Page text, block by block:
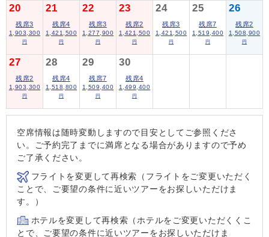
20
残席3
1,903,300
円
21
残席4
1,421,500
円
22
残席3
1,277,900
円
23
残席2
1,421,500
円
24
残席3
1,421,500
円
25
残席7
1,519,400
円
26
残席2
1,508,900
円
27
残席2
1,903,300
円
28
残席4
1,518,800
円
29
残席7
1,509,400
円
30
残席4
1,499,400
円
空席情報は随時変動しますので目安としてご参照くださ
い。ご予約完了までに満席となる場合がありますので予め
ご了承ください。
フライトを変更して再検索（フライトをご変更いただく
ことで、ご要望の条件に近いツアーをお探しいただけま
す。）
ホテルを変更して再検索（ホテルをご変更いただくくこ
とで、ご要望の条件に近いツアーをお探しいただけま